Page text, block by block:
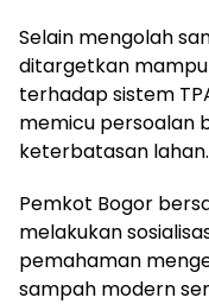
Selain mengolah
ditargetkan
terhadap sistem
memicu persoalan
keterbatasan lahan.
Pemkot Bogor
melakukan
pemahaman
sampah modern